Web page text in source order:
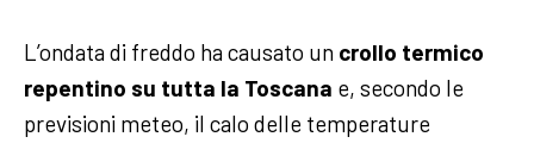
L’ondata di freddo ha causato un crollo termico
repentino su tutta la Toscana e, secondo le
previsioni meteo, il calo delle temperature